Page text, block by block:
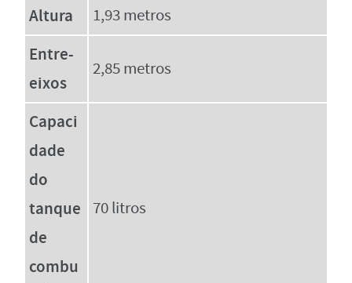
Altura 1,93 metros
Entre-
eixos
2,85 metros
Capaci
dade
do
tanque
de
combu
70 litros